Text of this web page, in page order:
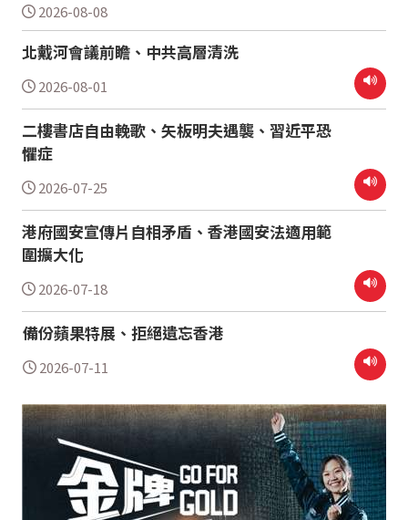
2026-08-08
北戴河會議前瞻、中共高層清洗
2026-08-01
二樓書店自由輓歌、矢板明夫遇襲、習近平恐
懼症
2026-07-25
港府國安宣傳片自相矛盾、香港國安法適用範
圍擴大化
2026-07-18
備份蘋果特展、拒絕遺忘香港
2026-07-11